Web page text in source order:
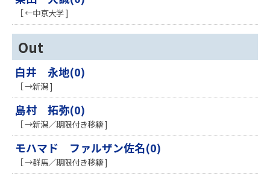
［ ←中京大学 ]
Out
白井 永地(0)
［ →新潟 ]
島村 拓弥(0)
［ →新潟／期限付き移籍 ]
モハマド ファルザン佐名(0)
［ →群馬／期限付き移籍 ]